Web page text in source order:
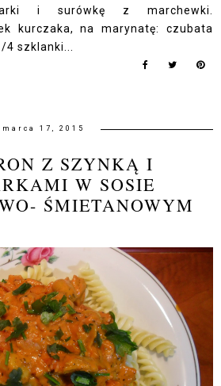
i surówkę z marchewki.
kurczaka, na marynatę: czubata
4 szklanki...
marca 17, 2015
Z SZYNKĄ I
W SOSIE
ŚMIETANOWYM